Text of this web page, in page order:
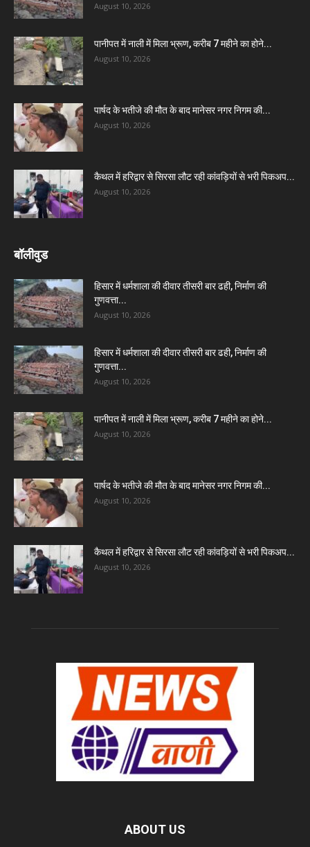
August 10, 2026
पानीपत में नाली में मिला भ्रूण, करीब 7 महीने का होने...
August 10, 2026
पार्षद के भतीजे की मौत के बाद मानेसर नगर निगम की...
August 10, 2026
कैथल में हरिद्वार से सिरसा लौट रही कांवड़ियों से भरी पिकअप...
August 10, 2026
बॉलीवुड
हिसार में धर्मशाला की दीवार तीसरी बार ढही, निर्माण की
गुणवत्ता...
August 10, 2026
हिसार में धर्मशाला की दीवार तीसरी बार ढही, निर्माण की
गुणवत्ता...
August 10, 2026
पानीपत में नाली में मिला भ्रूण, करीब 7 महीने का होने...
August 10, 2026
पार्षद के भतीजे की मौत के बाद मानेसर नगर निगम की...
August 10, 2026
कैथल में हरिद्वार से सिरसा लौट रही कांवड़ियों से भरी पिकअप...
August 10, 2026
ABOUT US